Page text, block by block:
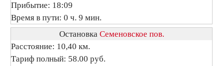
Прибытие: 18:09
Время в пути: 0 ч. 9 мин.
Остановка Семеновское пов.
Расстояние: 10,40 км.
Тариф полный: 58.00 руб.